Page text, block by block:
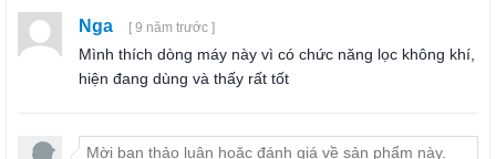
Nga [ 9 năm trước ]
Mình thích dòng máy này vì có chức năng lọc không khí,
hiện đang dùng và thấy rất tốt